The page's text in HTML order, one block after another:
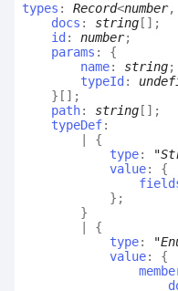
types : Record<number,
docs : string [] ;
id : number;
params : {
name: string;
typeId :
} [] ;
path: string [] ;
typeDef:
{
type:
value: {
} ;
}
{
type:
value: {